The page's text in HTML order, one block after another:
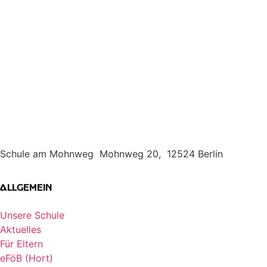
Schule am Mohnweg Mohnweg 20, 12524 Berlin
Allgemein
Unsere Schule
Aktuelles
Für Eltern
eFöB (Hort)